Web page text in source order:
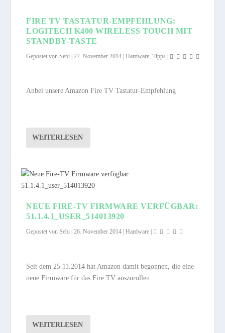
FIRE TV TASTATUR-EMPFEHLUNG:
LOGITECH K400 WIRELESS TOUCH MIT
STANDBY-TASTE
Gepostet vonSebi |27. November 2014 |Hardware ,Tipps |
Anbei unsere Amazon Fire TV Tastatur-Empfehlung
WEITERLESEN
NEUE FIRE-TV FIRMWARE VERFÜGBAR:
51.1.4.1_USER_514013920
Gepostet vonSebi |26. November 2014 |Hardware
Seit dem 25.11.2014 hat Amazon damit begonnen, die eine
neue Firmware für das Fire TV auszurollen.
WEITERLESEN